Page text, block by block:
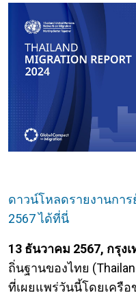
ดาวน์โหลดรายงานกา
2567 ได้ที่นี่
13 ธันวาคม 2567, กรุง
ถิ่นฐานของไทย
ที่เผยแพร่วันนี้โดยเครื